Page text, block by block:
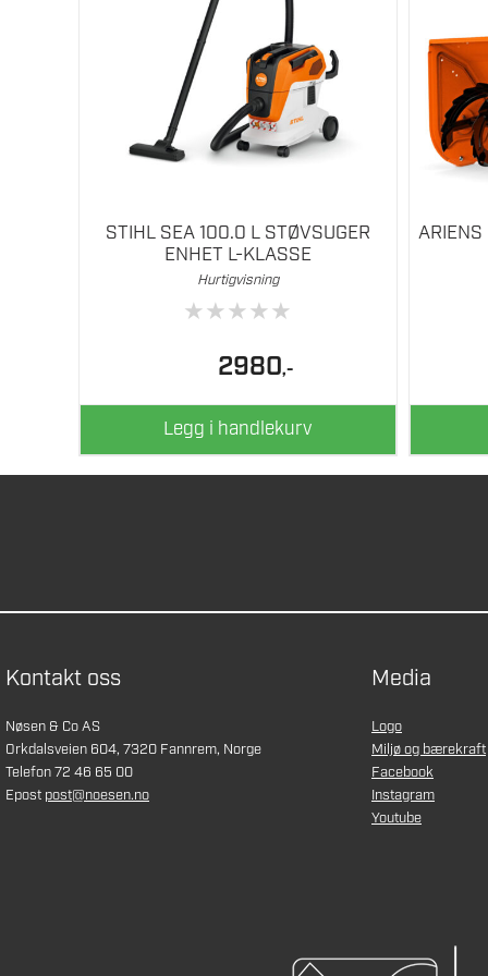
STIHL SEA 100.0 L STØVSUGER
ENHET L-KLASSE
Hurtigvisning
★★★★★
2980,-
Legg i handlekurv
ARIENS
Kontakt oss
Nøsen & Co AS
Orkdalsveien 604, 7320 Fannrem, Norge
Telefon 72 46 65 00
Epost post@noesen.no
Media
Logo
Miljø og bærekraft
Facebook
Instagram
Youtube